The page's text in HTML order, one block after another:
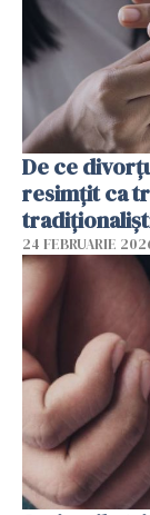
De ce
resimțit ca
24 FEBRUARIE